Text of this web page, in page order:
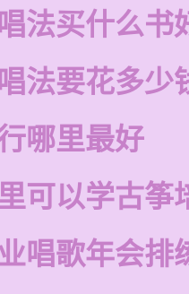
法买什么书
法要花多少
哪里最好
可以学古筝
唱歌年会排